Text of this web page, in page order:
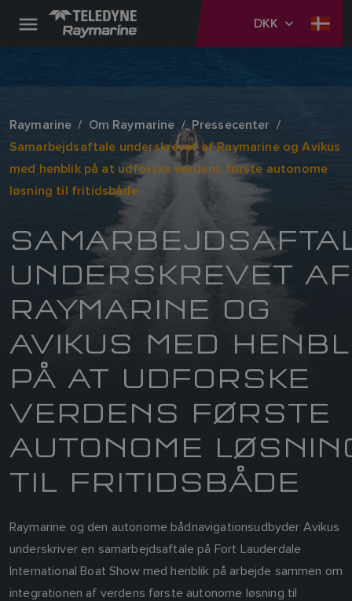
DKK
Raymarine Om Raymarine
Pressecenter
Samarbejdsaftale underskrevet af Raymarine og Avikus
med henblik på at udforske verdens første autonome
løsning til fritidsbåde
UNDERSKREVET AF
RAYMARINE OG
AVIKUS MED
PÅ AT UDFORSKE
VERDENS FØRSTE
AUTONOME
TIL FRITIDSBÅDE
Raymarine og den autonome bådnavigationsudbyder Avikus
underskriver en samarbejdsaftale på Fort Lauderdale
International Boat Show med henblik på arbejde sammen om
integrationen af verdens første autonome løsning til